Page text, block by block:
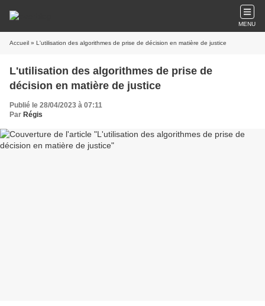
MENU
Accueil » L'utilisation des algorithmes de prise de décision en matière de justice
L'utilisation des algorithmes de prise de
décision en matière de justice
Publié le 28/04/2023 à 07:11
Par Régis